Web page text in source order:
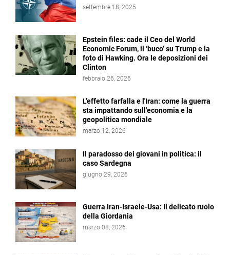
settembre 18, 2025
Epstein files: cade il Ceo del World
Economic Forum, il ‘buco’ su Trump e la
foto di Hawking. Ora le deposizioni dei
Clinton
febbraio 26, 2026
L’effetto farfalla e l'Iran: come la guerra
sta impattando sull'economia e la
geopolitica mondiale
marzo 12, 2026
Il paradosso dei giovani in politica: il
caso Sardegna
giugno 29, 2026
Guerra Iran-Israele-Usa: Il delicato ruolo
della Giordania
marzo 08, 2026